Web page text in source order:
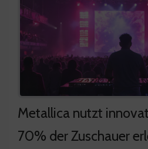
Metallica nutzt
70% der Zuschauer